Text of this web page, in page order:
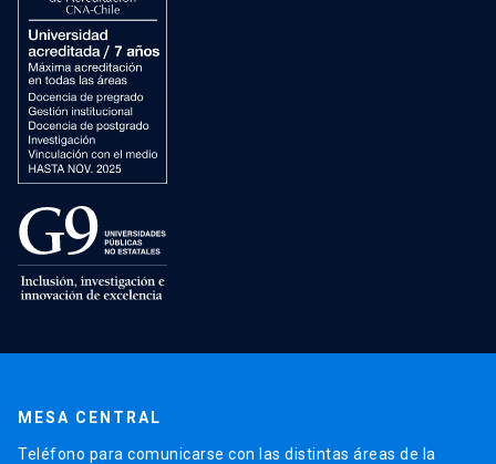
MESA CENTRAL
Teléfono para comunicarse con las distintas áreas de la